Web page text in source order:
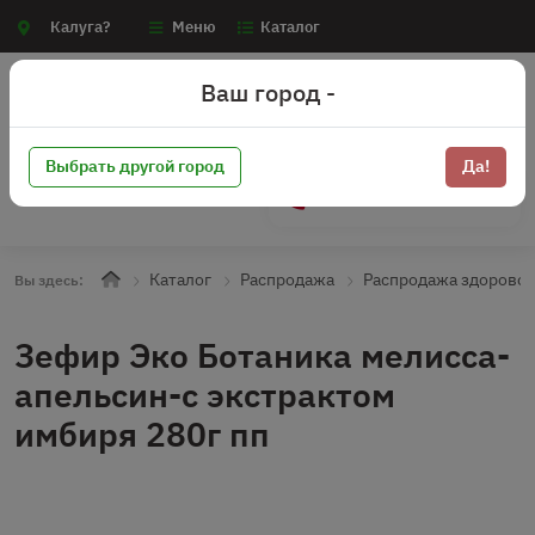
Калуга? Меню Каталог
Вы здесь: Каталог Распродажа Распродажа
Зефир Эко Ботаника мелисса-
апельсин-с экстрактом
имбиря 280г пп
Ваш город -
Выбрать другой город Да!